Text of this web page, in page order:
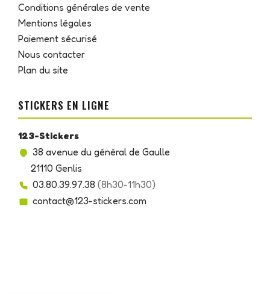
Conditions générales de vente
Mentions légales
Paiement sécurisé
Nous contacter
Plan du site
STICKERS EN LIGNE
123-Stickers
38 avenue du général de Gaulle
21110 Genlis
03.80.39.97.38 (8h30-11h30)
contact@123-stickers.com